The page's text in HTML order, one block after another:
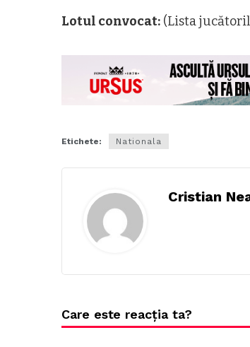
Lotul convocat: (Lista
Etichete: Nationala
Cristian
Care este reacția ta?